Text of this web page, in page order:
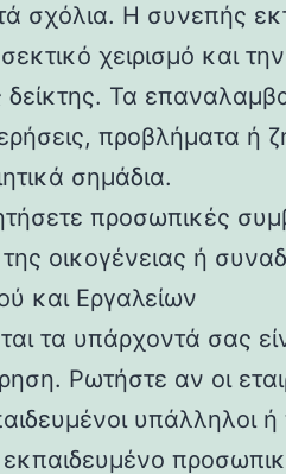
σχόλια. Η συνεπής
χειρισμό και την
δείκτης. Τα
προβλήματα ή
σημάδια.
προσωπικές
οικογένειας ή
και Εργαλείων
τα υπάρχοντά σας
Ρωτήστε αν οι
υπάλληλοι